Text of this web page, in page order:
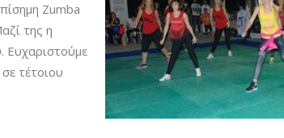
Zumba
της η
Ευχαριστούμε
τέτοιου